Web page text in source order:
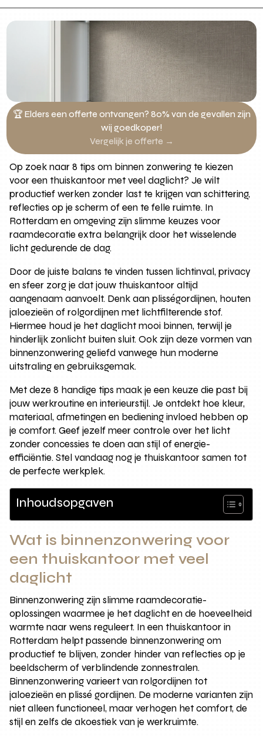
🏆 Elders een offerte ontvangen? 80% van de gevallen zijn
wij goedkoper!
Vergelijk je offerte →
Op zoek naar 8 tips om binnen zonwering te kiezen
voor een thuiskantoor met veel daglicht? Je wilt
productief werken zonder last te krijgen van schittering,
reflecties op je scherm of een te felle ruimte. In
Rotterdam en omgeving zijn slimme keuzes voor
raamdecoratie extra belangrijk door het wisselende
licht gedurende de dag.
Door de juiste balans te vinden tussen lichtinval, privacy
en sfeer zorg je dat jouw thuiskantoor altijd
aangenaam aanvoelt. Denk aan plisségordijnen, houten
jaloezieën of rolgordijnen met lichtfilterende stof.
Hiermee houd je het daglicht mooi binnen, terwijl je
hinderlijk zonlicht buiten sluit. Ook zijn deze vormen van
binnenzonwering geliefd vanwege hun moderne
uitstraling en gebruiksgemak.
Met deze 8 handige tips maak je een keuze die past bij
jouw werkroutine en interieurstijl. Je ontdekt hoe kleur,
materiaal, afmetingen en bediening invloed hebben op
je comfort. Geef jezelf meer controle over het licht
zonder concessies te doen aan stijl of energie-
efficiëntie. Stel vandaag nog je thuiskantoor samen tot
de perfecte werkplek.
Inhoudsopgaven
Wat is binnenzonwering voor
een thuiskantoor met veel
daglicht
Binnenzonwering zijn slimme raamdecoratie-
oplossingen waarmee je het daglicht en de hoeveelheid
warmte naar wens reguleert. In een thuiskantoor in
Rotterdam helpt passende binnenzonwering om
productief te blijven, zonder hinder van reflecties op je
beeldscherm of verblindende zonnestralen.
Binnenzonwering varieert van rolgordijnen tot
jaloezieën en plissé gordijnen. De moderne varianten zijn
niet alleen functioneel, maar verhogen het comfort, de
stijl en zelfs de akoestiek van je werkruimte.